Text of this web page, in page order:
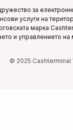
за
услуги на
марка
и управлението
© 2025 Cashterminal